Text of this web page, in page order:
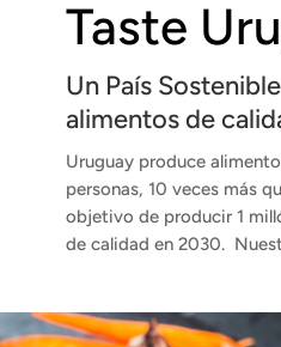
Taste
Un País
alimentos de
Uruguay produce
personas, 10 veces más
objetivo de producir 1
de calidad en 2030.